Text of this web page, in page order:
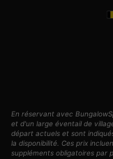
En réservant avec
et d'un large éventail de
départ actuels et sont
la disponibilité. Ces prix
suppléments obligatoires par